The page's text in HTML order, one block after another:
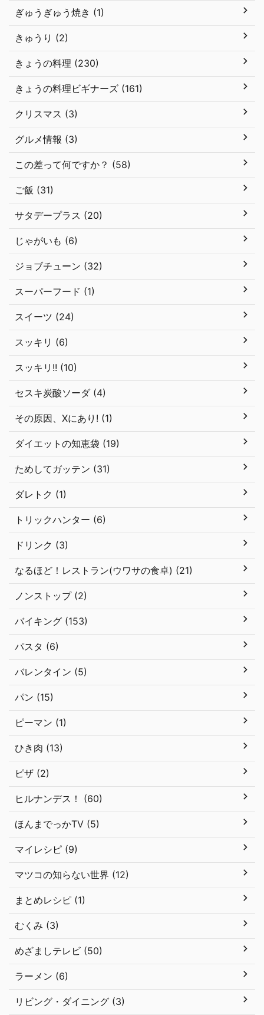
ぎゅうぎゅう焼き (1)
きゅうり (2)
きょうの料理 (230)
きょうの料理ビギナーズ (161)
クリスマス (3)
グルメ情報 (3)
この差って何ですか？ (58)
ご飯 (31)
サタデープラス (20)
じゃがいも (6)
ジョブチューン (32)
スーパーフード (1)
スイーツ (24)
スッキリ (6)
スッキリ!! (10)
セスキ炭酸ソーダ (4)
その原因、Xにあり! (1)
ダイエットの知恵袋 (19)
ためしてガッテン (31)
ダレトク (1)
トリックハンター (6)
ドリンク (3)
なるほど！レストラン(ウワサの食卓) (21)
ノンストップ (2)
バイキング (153)
パスタ (6)
バレンタイン (5)
パン (15)
ピーマン (1)
ひき肉 (13)
ピザ (2)
ヒルナンデス！ (60)
ほんまでっかTV (5)
マイレシピ (9)
マツコの知らない世界 (12)
まとめレシピ (1)
むくみ (3)
めざましテレビ (50)
ラーメン (6)
リビング・ダイニング (3)